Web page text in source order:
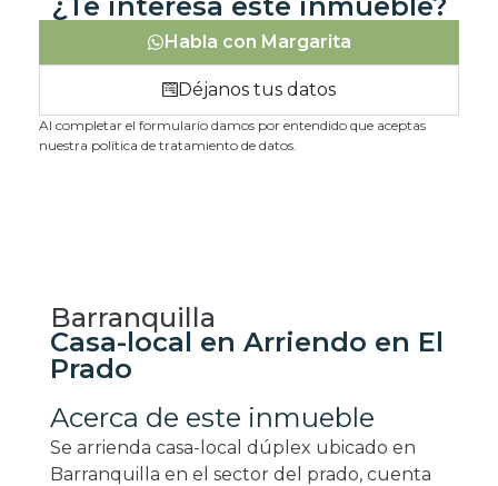
Habla con Margarita
Déjanos tus datos
Al completar el formulario damos por entendido que aceptas
nuestra política de tratamiento de datos.
Barranquilla
Casa-local en Arriendo en El
Prado
Acerca de este inmueble
Se arrienda casa-local dúplex ubicado en
Barranquilla en el sector del prado, cuenta